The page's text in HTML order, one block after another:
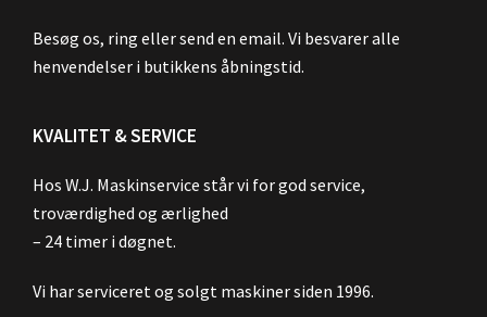
Besøg os, ring eller send en email. Vi besvarer alle
henvendelser i butikkens åbningstid.
KVALITET & SERVICE
Hos W.J. Maskinservice står vi for god service,
troværdighed og ærlighed
– 24 timer i døgnet.
Vi har serviceret og solgt maskiner siden 1996.